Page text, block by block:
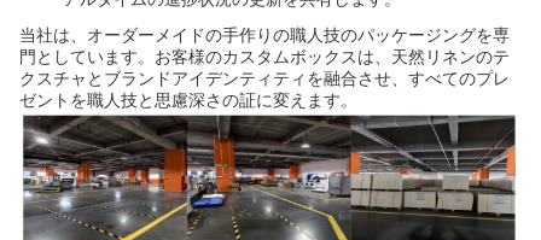
当社は、オーダーメイドの手作りの職人技のパッケージングを専
門としています。お客様のカスタムボックスは、天然リネンのテ
クスチャとブランドアイデンティティを融合させ、すべてのプレ
ゼントを職人技と思慮深さの証に変えます。